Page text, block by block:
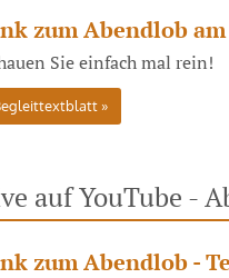
zum Abendlob am
Sie einfach mal rein!
auf YouTube -
zum Abendlob -